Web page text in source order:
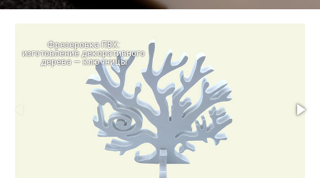
Фрезеровка ПВХ:
изготовление декоративного
дерева — ключницы